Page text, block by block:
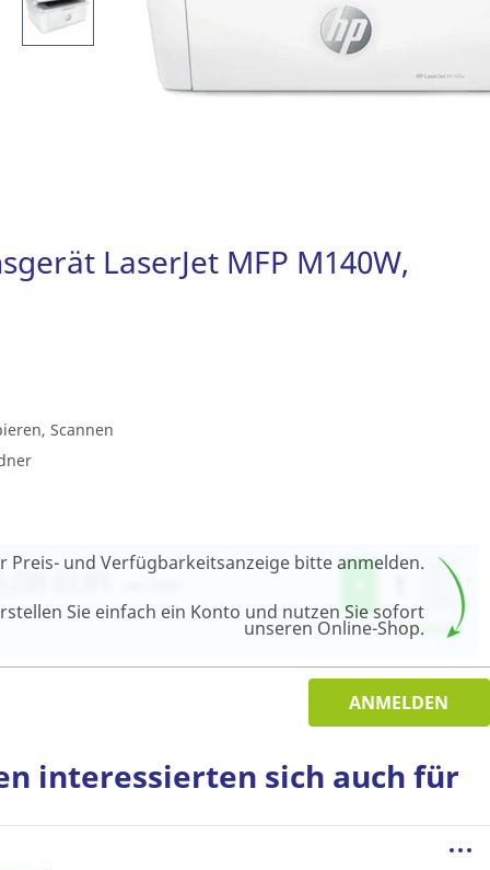
LaserJet MFP M140W,
Scannen
Preis- und Verfügbarkeitsanzeige bitte anmelden.
Sie einfach ein Konto und nutzen Sie sofort
unseren Online-Shop.
ANMELDEN
interessierten sich auch für